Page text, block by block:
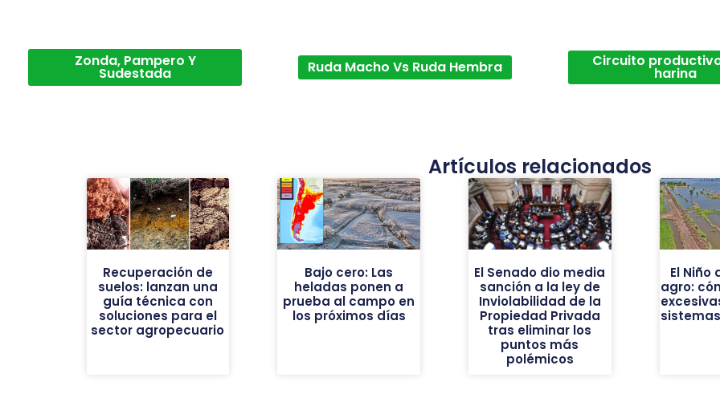
Zonda, Pampero Y
Sudestada Ruda Macho Vs Ruda Hembra Circuito
harina
Artículos relacionados
Recuperación de
suelos: lanzan una
guía técnica con
soluciones para el
sector agropecuario
Bajo cero: Las
heladas ponen a
prueba al campo en
los próximos días
El Senado dio media
sanción a la ley de
Inviolabilidad de la
Propiedad Privada
tras eliminar los
puntos más
polémicos
El Niño
agro: